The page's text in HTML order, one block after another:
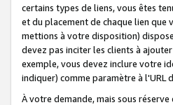
certains types de liens, vous êtes
et du placement de chaque lien que
mettions à votre disposition)
devez pas inciter les clients à
exemple, vous devez inclure votre
indiquer) comme paramètre à l'URL
À votre demande, mais sous